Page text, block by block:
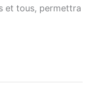
et tous, permettra